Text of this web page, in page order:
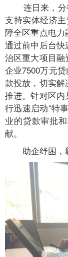
连日来，
支持实体经济主
障全区重点电力
通过前中后台
治区重大项目
企业7500万元
款投放，切实解
推进。针对区
行迅速启动“特
业的贷款审批
献。
助企纾困